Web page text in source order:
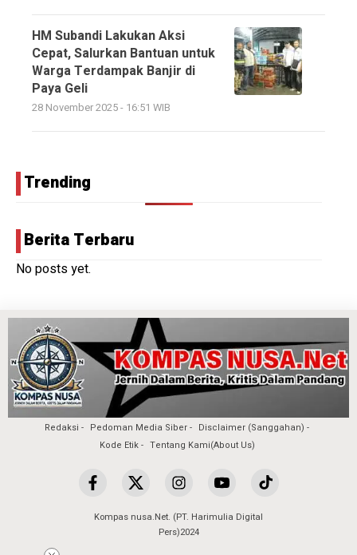
HM Subandi Lakukan Aksi
Cepat, Salurkan Bantuan untuk
Warga Terdampak Banjir di
Paya Geli
28 November 2025 - 16:51 WIB
Trending
Berita Terbaru
No posts yet.
Redaksi Pedoman Media Siber
Disclaimer (Sanggahan)
Kode Etik
Tentang Kami(About Us)
Kompas nusa.Net. (PT. Harimulia Digital
Pers)2024